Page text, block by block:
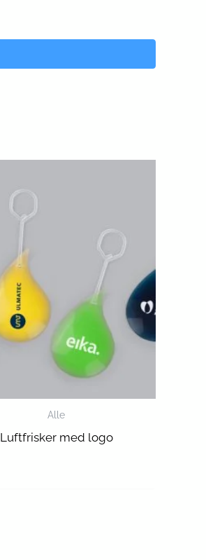
Alle
Luftfrisker med logo